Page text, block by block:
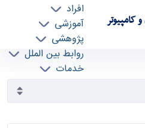
کامپیوتر
افراد
آموزشی
پژوهشی
روابط بین الملل
خدمات
آرشیو اطلاعیه ها - ece- دانشکده مهندسی برق و